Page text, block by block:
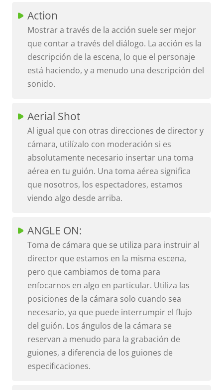
Action
Mostrar a través de la acción suele ser mejor
que contar a través del diálogo. La acción es la
descripción de la escena, lo que el personaje
está haciendo, y a menudo una descripción del
sonido.
Aerial Shot
Al igual que con otras direcciones de director y
cámara, utilízalo con moderación si es
absolutamente necesario insertar una toma
aérea en tu guión. Una toma aérea significa
que nosotros, los espectadores, estamos
viendo algo desde arriba.
ANGLE ON:
Toma de cámara que se utiliza para instruir al
director que estamos en la misma escena,
pero que cambiamos de toma para
enfocarnos en algo en particular. Utiliza las
posiciones de la cámara solo cuando sea
necesario, ya que puede interrumpir el flujo
del guión. Los ángulos de la cámara se
reservan a menudo para la grabación de
guiones, a diferencia de los guiones de
especificaciones.